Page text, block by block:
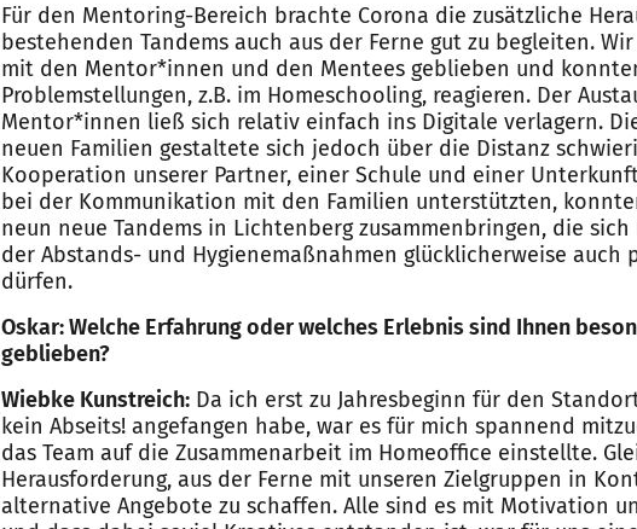
Für den Mentoring-Bereich brachte Corona die zusätzliche
bestehenden Tandems auch aus der Ferne gut zu begleiten.
mit den Mentor*innen und den Mentees geblieben und
Problemstellungen, z.B. im Homeschooling, reagieren. Der
Mentor*innen ließ sich relativ einfach ins Digitale verlagern.
neuen Familien gestaltete sich jedoch über die Distanz
Kooperation unserer Partner, einer Schule und einer
bei der Kommunikation mit den Familien unterstützten,
neun neue Tandems in Lichtenberg zusammenbringen, die
der Abstands- und Hygienemaßnahmen glücklicherweise auch
dürfen.
Oskar: Welche Erfahrung oder welches Erlebnis sind Ihnen
geblieben?
Wiebke Kunstreich: Da ich erst zu Jahresbeginn für den
kein Abseits! angefangen habe, war es für mich spannend
das Team auf die Zusammenarbeit im Homeoffice einstellte.
Herausforderung, aus der Ferne mit unseren Zielgruppen in
alternative Angebote zu schaffen. Alle sind es mit Motivation